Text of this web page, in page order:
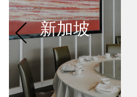
新加坡